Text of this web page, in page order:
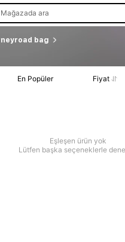
Mağazada ara
bag
En Popüler Fiyat
Eşleşen ürün yok
Lütfen başka seçeneklerle